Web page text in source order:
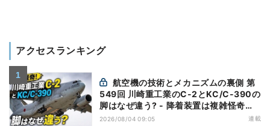
アクセスランキング
549回 川崎重工業のC-2とKC/C-390の
脚はなぜ違う? - 降着装置は複雑怪奇
(5)|軍用輸送機(10)
2026/08/04 09:05 連載